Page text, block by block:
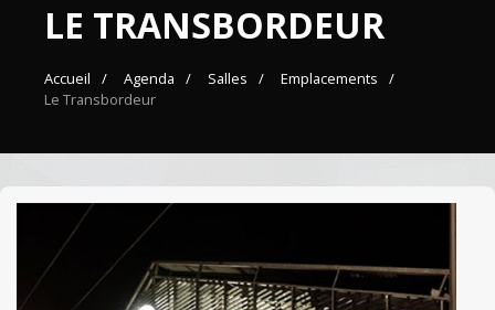
LE TRANSBORDEUR
Accueil Agenda Salles
Emplacements
Le Transbordeur